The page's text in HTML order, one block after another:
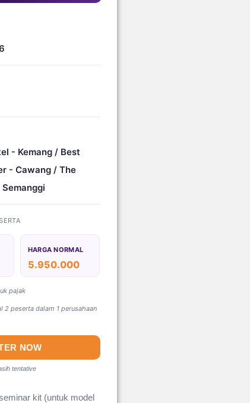
- Kemang / Best
- Cawang / The
HARGA NORMAL
5.950.000
pajak
2 peserta dalam 1 perusahaan
NOW
tentative
kit (untuk model